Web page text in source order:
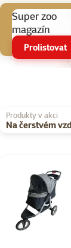
Super zoo
magazín
Prolistovat
Produkty v akci
Na čerstvém
Produkty v